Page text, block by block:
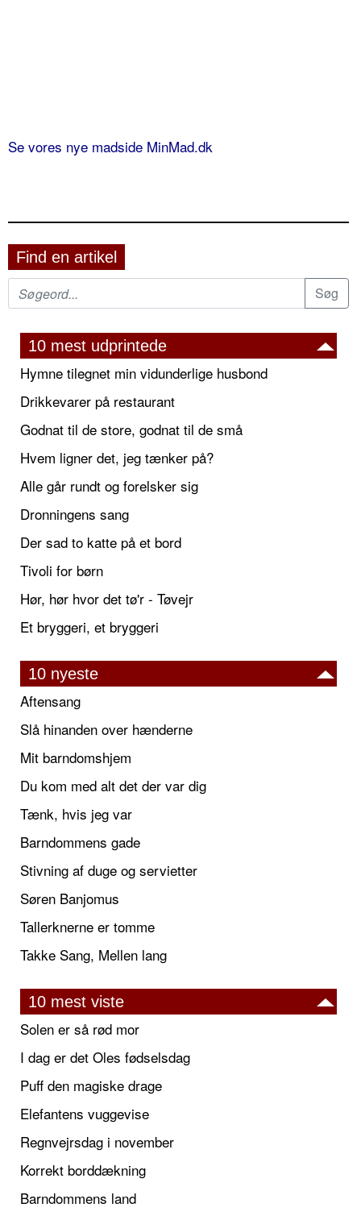
Se vores nye madside MinMad.dk
Find en artikel
10 mest udprintede
Hymne tilegnet min vidunderlige husbond
Drikkevarer på restaurant
Godnat til de store, godnat til de små
Hvem ligner det, jeg tænker på?
Alle går rundt og forelsker sig
Dronningens sang
Der sad to katte på et bord
Tivoli for børn
Hør, hør hvor det tø'r - Tøvejr
Et bryggeri, et bryggeri
10 nyeste
Aftensang
Slå hinanden over hænderne
Mit barndomshjem
Du kom med alt det der var dig
Tænk, hvis jeg var
Barndommens gade
Stivning af duge og servietter
Søren Banjomus
Tallerknerne er tomme
Takke Sang, Mellen lang
10 mest viste
Solen er så rød mor
I dag er det Oles fødselsdag
Puff den magiske drage
Elefantens vuggevise
Regnvejrsdag i november
Korrekt borddækning
Barndommens land